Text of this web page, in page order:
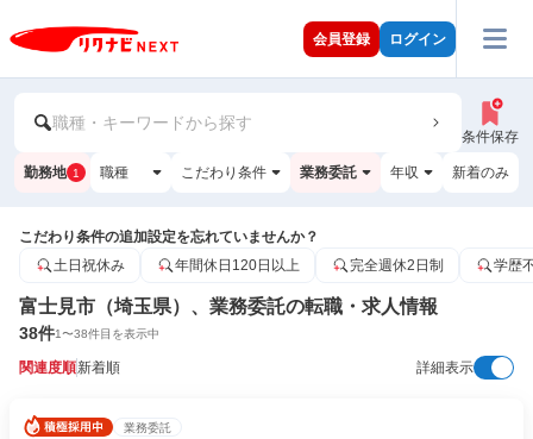
会員登録 ログイン
職種・キーワードから探す
条件保存
勤務地 1 職種 こだわり条件 業務委託 年収 新着のみ
こだわり条件の追加設定を忘れていませんか？
土日祝休み
年間休日120日以上 完全週休2日制 学歴
富士見市（埼玉県）、業務委託の転職・求人情報
38件1〜38件目を表示中
関連度順新着順 詳細表示
業務委託